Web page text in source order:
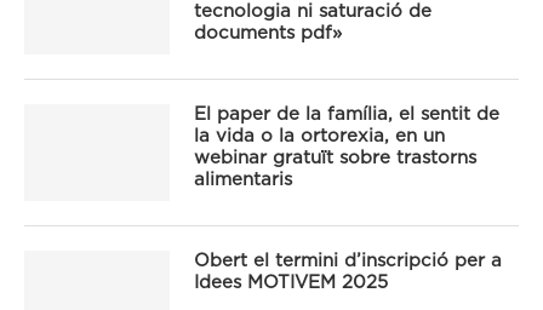
tecnologia ni saturació de
documents pdf»
El paper de la família, el sentit de
la vida o la ortorexia, en un
webinar gratuït sobre trastorns
alimentaris
Obert el termini d’inscripció per a
Idees MOTIVEM 2025